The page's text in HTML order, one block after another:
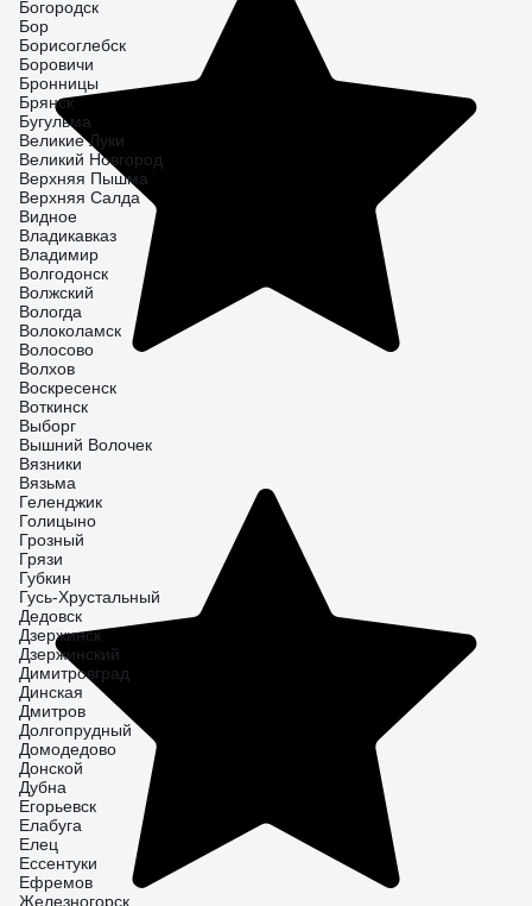
Богородск
Бор
Борисоглебск
Боровичи
Бронницы
Брянск
Бугульма
Великие Луки
Великий Новгород
Верхняя Пышма
Верхняя Салда
Видное
Владикавказ
Владимир
Волгодонск
Волжский
Вологда
Волоколамск
Волосово
Волхов
Воскресенск
Воткинск
Выборг
Вышний Волочек
Вязники
Вязьма
Геленджик
Голицыно
Грозный
Грязи
Губкин
Гусь-Хрустальный
Дедовск
Дзержинск
Дзержинский
Димитровград
Динская
Дмитров
Долгопрудный
Домодедово
Донской
Дубна
Егорьевск
Елабуга
Елец
Ессентуки
Ефремов
Железногорск